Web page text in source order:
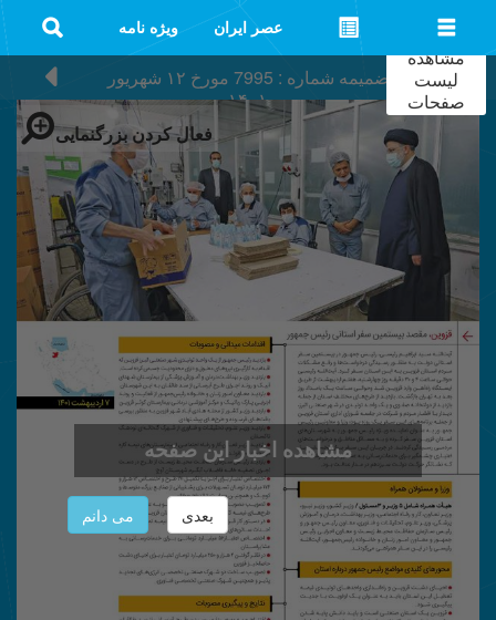
عصر ایران ویژه نامه
ضمیمه شماره : 7995 مورخ
۱۲ شهریور
۱۴۰۱
فعال کردن بزرگنمایی
مشاهده اخبار این صفحه
مشاهده
لیست
صفحات
بعدی می دانم